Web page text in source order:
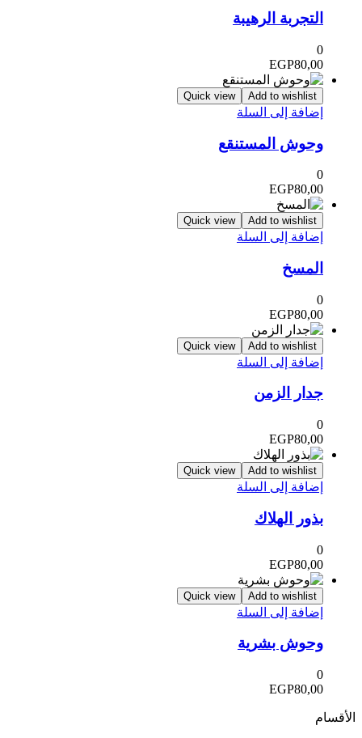
التجربة الرهيبة
0
EGP80,00
Add to wishlist
Quick view
إضافة إلى السلة
وحوش المستنقع
0
EGP80,00
Add to wishlist
Quick view
إضافة إلى السلة
المسخ
0
EGP80,00
Add to wishlist
Quick view
إضافة إلى السلة
جدار الزمن
0
EGP80,00
Add to wishlist
Quick view
إضافة إلى السلة
بذور الهلاك
0
EGP80,00
Add to wishlist
Quick view
إضافة إلى السلة
وحوش بشرية
0
EGP80,00
الأقسام